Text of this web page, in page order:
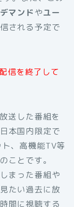
マンドやユー
される予定で
信を終了して
送した番組を
本国内限定で
、高機能TV等
ことです。
まった番組や
たい過去に放
間に視聴する